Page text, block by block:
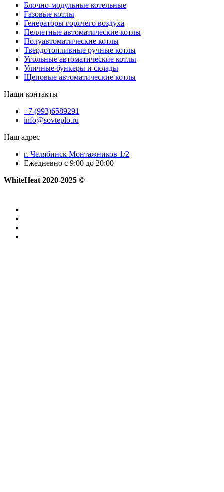
Блочно-модульные котельные
Газовые котлы
Генераторы горячего воздуха
Пеллетные автоматические котлы
Полуавтоматические котлы
Твердотопливные ручные котлы
Угольные автоматические котлы
Уличные бункеры и склады
Щеповые автоматические котлы
Наши контакты
+7 (993)6589291
info@sovteplo.ru
Наш адрес
г. Челябинск Монтажников 1/2
Ежедневно с 9:00 до 20:00
WhiteHeat 2020-2025 ©